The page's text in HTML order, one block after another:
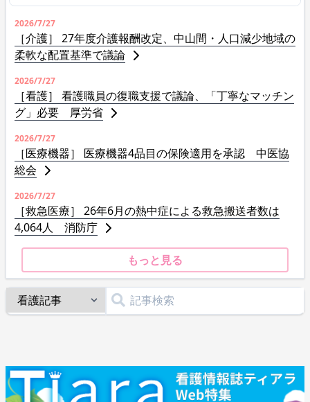
2026/7/27
［介護］ 27年度介護報酬改定、中山間・人口減少地域の
柔軟な配置基準で議論
2026/7/27
［看護］ 看護職員の復職支援で議論、「丁寧なマッチン
グ」必要 厚労省
2026/7/27
［医療機器］ 医療機器4品目の保険適用を承認 中医協
総会
2026/7/27
［救急医療］ 26年6月の熱中症による救急搬送者数は
4,064人 消防庁
もっと見る